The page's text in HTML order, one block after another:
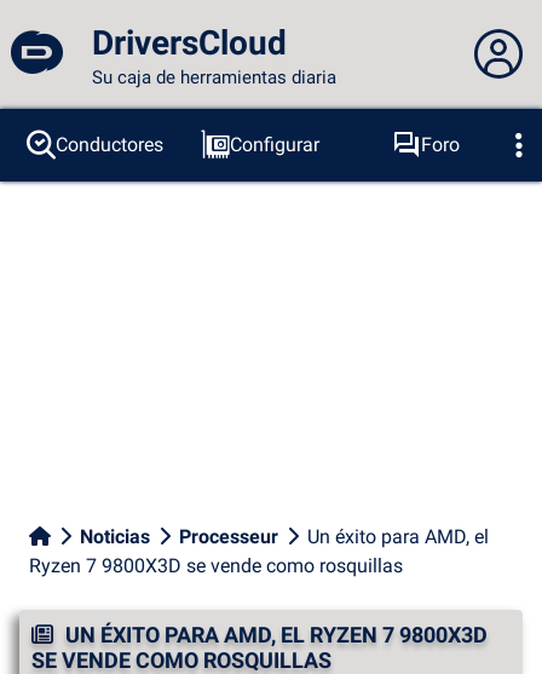
DriversCloud
Su caja de herramientas diaria
No estás conectado...
Acceder al sitio
Conductores Configurar
Foro
Sondas
BSOD Herramientas
Noticias Processeur
Un éxito para AMD, el
Ryzen 7 9800X3D se vende como rosquillas
UN ÉXITO PARA AMD, EL RYZEN 7 9800X3D
SE VENDE COMO ROSQUILLAS